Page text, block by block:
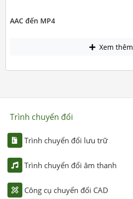
AAC đến MP4
Xem thêm
Trình chuyển đổi
Trình chuyển đổi lưu trữ
Trình chuyển đổi âm thanh
Công cụ chuyển đổi CAD